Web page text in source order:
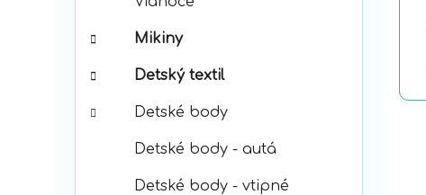
Mikiny
Detský textil
Detské body
Detské body - autá
Detské body - vtipné